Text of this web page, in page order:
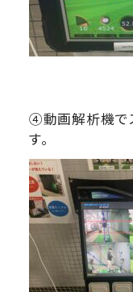
④動画解析機で
す。